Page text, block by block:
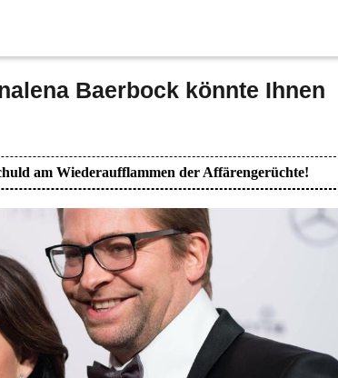
Baerbock könnte Ihnen
am Wiederaufflammen der Affärengerüchte!